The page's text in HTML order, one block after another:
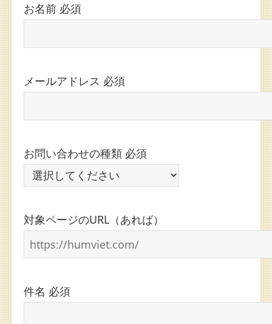
お名前 必須
メールアドレス 必須
お問い合わせの種類 必須
対象ページのURL（あれば）
件名 必須